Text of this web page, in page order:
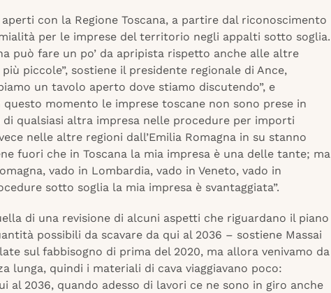
con la Regione Toscana, a partire dal riconoscimento
per le imprese del territorio negli appalti sotto soglia.
può fare un po’ da apripista rispetto anche alle altre
piccole”, sostiene il presidente regionale di Ance,
un tavolo aperto dove stiamo discutendo”, e
questo momento le imprese toscane non sono prese in
di qualsiasi altra impresa nelle procedure per importi
nelle altre regioni dall’Emilia Romagna in su stanno
fuori che in Toscana la mia impresa è una delle tante; ma
vado in Lombardia, vado in Veneto, vado in
sotto soglia la mia impresa è svantaggiata”.
di una revisione di alcuni aspetti che riguardano il piano
possibili da scavare da qui al 2036 – sostiene Massai
sul fabbisogno di prima del 2020, ma allora venivamo da
lunga, quindi i materiali di cava viaggiavano poco:
al 2036, quando adesso di lavori ce ne sono in giro anche